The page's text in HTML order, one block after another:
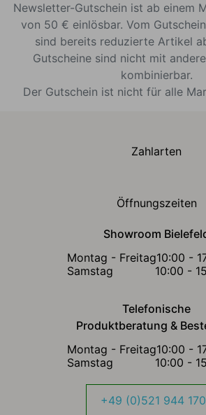
Newsletter-Gutschein ist ab einem
von 50 € einlösbar. Vom
sind bereits reduzierte Artikel
Gutscheine sind nicht mit
kombinierbar.
Der Gutschein ist nicht für alle
Zahlarten
Öffnungszeiten
Showroom
Montag - Freitag10:00 -
Samstag
10:00 -
Telefonische
Produktberatung &
Montag - Freitag10:00 -
Samstag
10:00 -
+49 (0)521 944